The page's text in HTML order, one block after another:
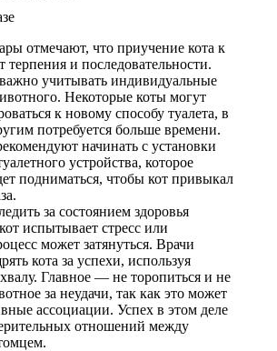
отмечают, что приучение кота к
терпения и последовательности.
учитывать индивидуальные
Некоторые коты могут
к новому способу туалета, в
потребуется больше времени.
начинать с установки
устройства, которое
подниматься, чтобы кот привыкал
за состоянием здоровья
испытывает стресс или
может затянуться. Врачи
кота за успехи, используя
Главное — не торопиться и не
за неудачи, так как это может
ассоциации. Успех в этом деле
отношений между